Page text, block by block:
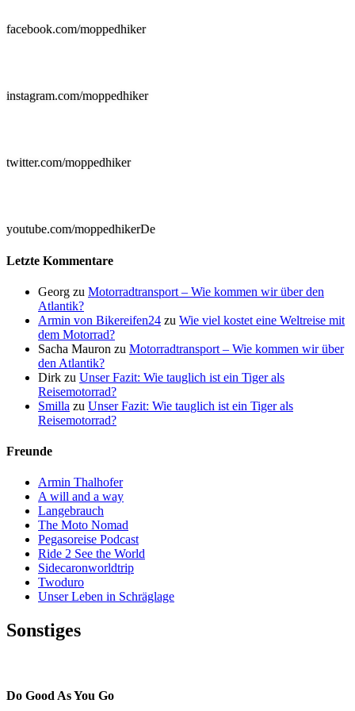
facebook.com/moppedhiker
instagram.com/moppedhiker
twitter.com/moppedhiker
youtube.com/moppedhikerDe
Letzte Kommentare
Georg zu Motorradtransport – Wie kommen wir über den
Atlantik?
Armin von Bikereifen24 zu Wie viel kostet eine Weltreise mit
dem Motorrad?
Sacha Mauron zu Motorradtransport – Wie kommen wir über
den Atlantik?
Dirk zu Unser Fazit: Wie tauglich ist ein Tiger als
Reisemotorrad?
Smilla zu Unser Fazit: Wie tauglich ist ein Tiger als
Reisemotorrad?
Freunde
Armin Thalhofer
A will and a way
Langebrauch
The Moto Nomad
Pegasoreise Podcast
Ride 2 See the World
Sidecaronworldtrip
Twoduro
Unser Leben in Schräglage
Sonstiges
Do Good As You Go